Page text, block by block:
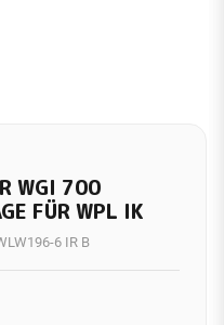
WGI 700
FÜR WPL IK
6 IR B